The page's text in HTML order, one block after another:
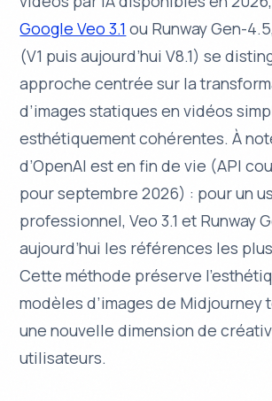
Google Veo 3.1 ou Runway Gen-
(V1 puis aujourd’hui V8.1) se
approche centrée sur la
d’images statiques en vidéos
esthétiquement cohérentes. À
d’OpenAI est en fin de vie (API
pour septembre 2026) : pour un
professionnel, Veo 3.1 et Runway
aujourd’hui les références les
Cette méthode préserve
modèles d’images de Midjourney
une nouvelle dimension de
utilisateurs.